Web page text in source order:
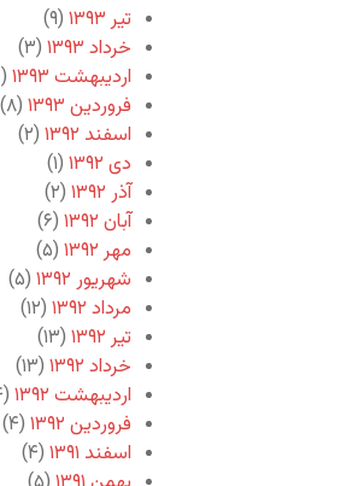
تیر ۱۳۹۳
(۹)
خرداد ۱۳۹۳
(۳)
اردیبهشت ۱۳۹۳
(۳)
فروردین ۱۳۹۳
(۸)
اسفند ۱۳۹۲
(۲)
دی ۱۳۹۲
(۱)
آذر ۱۳۹۲
(۲)
آبان ۱۳۹۲
(۶)
مهر ۱۳۹۲
(۵)
شهریور ۱۳۹۲
(۵)
مرداد ۱۳۹۲
(۱۲)
تیر ۱۳۹۲
(۱۳)
خرداد ۱۳۹۲
(۱۳)
اردیبهشت ۱۳۹۲
(۴)
فروردین ۱۳۹۲
(۴)
اسفند ۱۳۹۱
(۴)